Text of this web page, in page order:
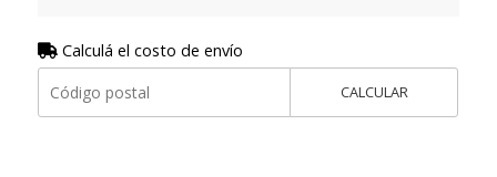
Calculá el costo de envío
CALCULAR